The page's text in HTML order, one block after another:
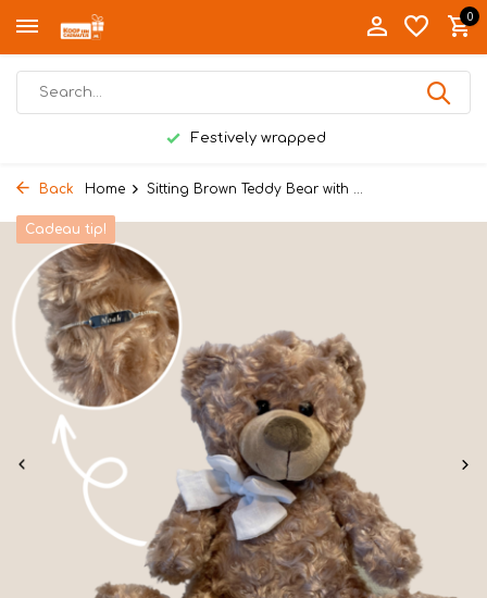
0
Festively wrapped
Back Home Sitting Brown Teddy Bear with ...
Cadeau tip!